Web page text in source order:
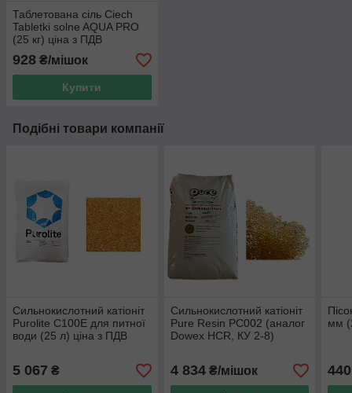
Таблетована сіль Сiech
Tabletki solne AQUA PRO
(25 кг) ціна з ПДВ
928 ₴/мішок
Купити
Подібні товари компанії
Сильнокислотний катіоніт
Purolite C100Е для питної
води (25 л) ціна з ПДВ
5 067 ₴
Сильнокислотний катіоніт
Pure Resin PC002 (аналог
Dowex HCR, КУ 2-8)
4 834₴/мішок
мм
440